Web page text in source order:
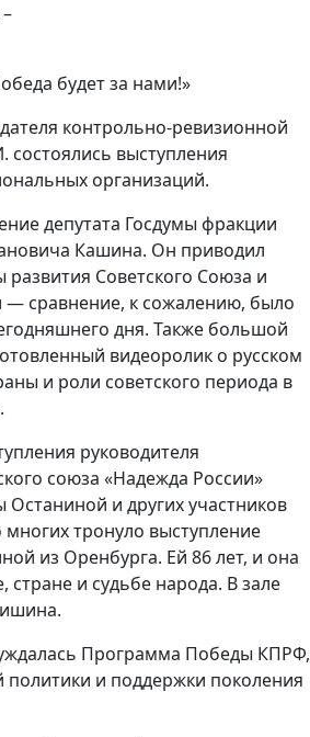
будет за нами!»
контрольно-ревизионной
состоялись выступления
организаций.
депутата Госдумы фракции
Кашина. Он приводил
Советского Союза и
— сравнение, к сожалению, было
дня. Также большой
видеоролик о русском
и роли советского периода в
руководителя
союза «Надежда России»
и других участников
тронуло выступление
из Оренбурга. Ей 86 лет, и она
стране и судьбе народа. В зале
Программа Победы КПРФ,
и поддержки поколения